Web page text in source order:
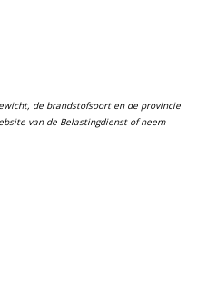
de brandstofsoort en de provincie
van de Belastingdienst of neem